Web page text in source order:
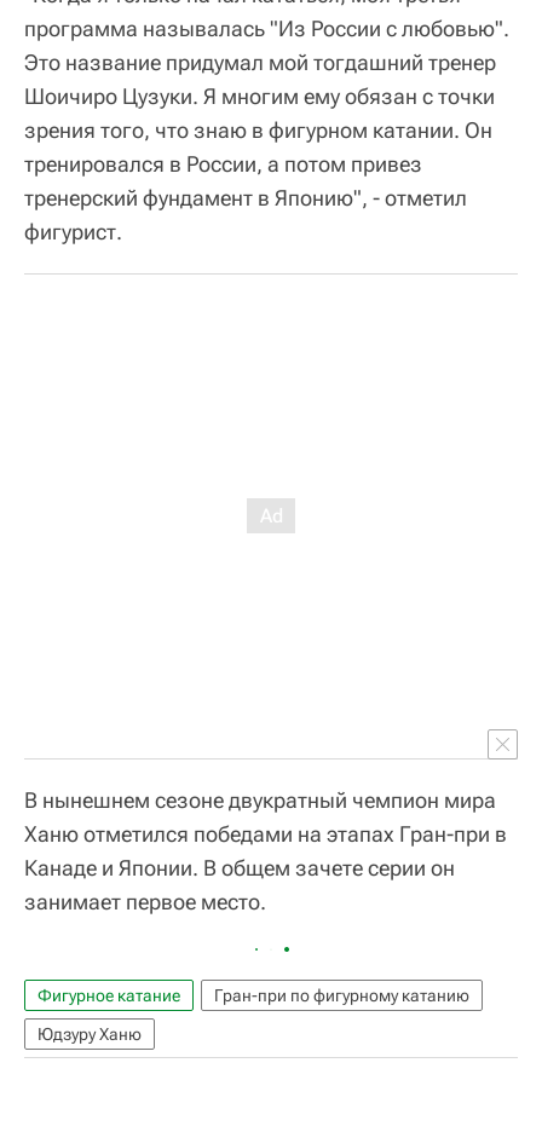
программа называлась "Из России с любовью".
Это название придумал мой тогдашний тренер
Шоичиро Цузуки. Я многим ему обязан с точки
зрения того, что знаю в фигурном катании. Он
тренировался в России, а потом привез
тренерский фундамент в Японию", - отметил
фигурист.
В нынешнем сезоне двукратный чемпион мира
Ханю отметился победами на этапах Гран-при в
Канаде и Японии. В общем зачете серии он
занимает первое место.
Фигурное катание
Гран-при по фигурному катанию
Юдзуру Ханю